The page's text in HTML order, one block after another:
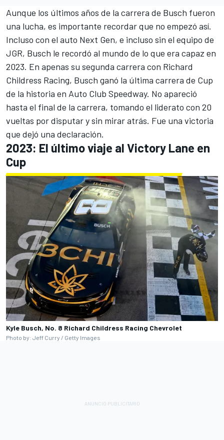
Aunque los últimos años de la carrera de Busch fueron
una lucha, es importante recordar que no empezó así.
Incluso con el auto Next Gen, e incluso sin el equipo de
JGR, Busch le recordó al mundo de lo que era capaz en
2023. En apenas su segunda carrera con Richard
Childress Racing, Busch ganó la última carrera de Cup
de la historia en Auto Club Speedway. No apareció
hasta el final de la carrera, tomando el liderato con 20
vueltas por disputar y sin mirar atrás. Fue una victoria
que dejó una declaración.
2023: El último viaje al Victory Lane en
Cup
Kyle Busch, No. 8 Richard Childress Racing Chevrolet
Photo by: Jeff Curry / Getty Images